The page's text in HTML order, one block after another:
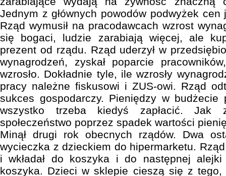
Jednym z głównych powodów podwyżek
Rząd wymusił na pracodawcach wzrost
się bogaci, ludzie zarabiają więcej, ale
prezent od rządu. Rząd uderzył w
wynagrodzeń, zyskał poparcie
wzrosło. Dokładnie tyle, ile wzrosły
pracy należne fiskusowi i ZUS-owi. Rząd
sukces gospodarczy. Pieniędzy w budżecie
wszystko trzeba kiedyś zapłacić. Jak
społeczeństwo poprzez spadek wartości
Minął drugi rok obecnych rządów. Dwa
wycieczka z dzieckiem do hipermarketu. Rząd
i wkładał do koszyka i do następnej
koszyka. Dzieci w sklepie cieszą się z